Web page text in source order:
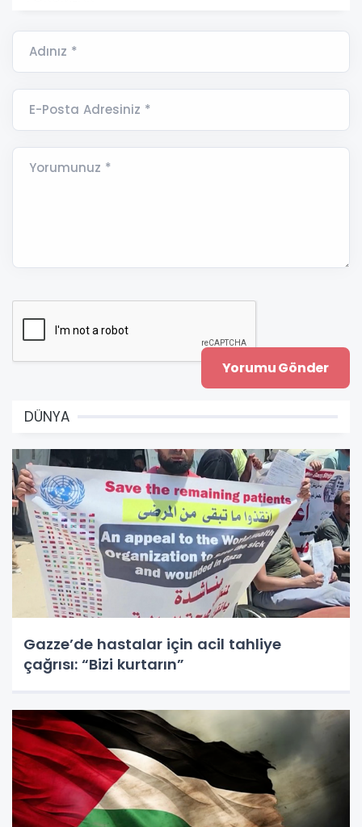
Adınız *
E-Posta Adresiniz *
Yorumunuz *
DÜNYA
Gazze’de hastalar için acil tahliye
çağrısı: “Bizi kurtarın”